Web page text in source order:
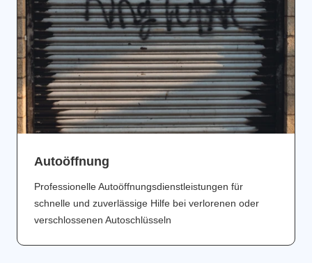
Аutoöffnung
Professionelle Autoöffnungsdienstleistungen für
schnelle und zuverlässige Hilfe bei verlorenen oder
verschlossenen Autoschlüsseln